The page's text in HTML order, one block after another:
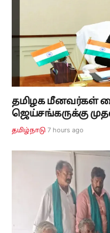
தமிழக மீனவர்கள்
ஜெய்சங்கருக்கு
தமிழ்நாடு 7 hours ago